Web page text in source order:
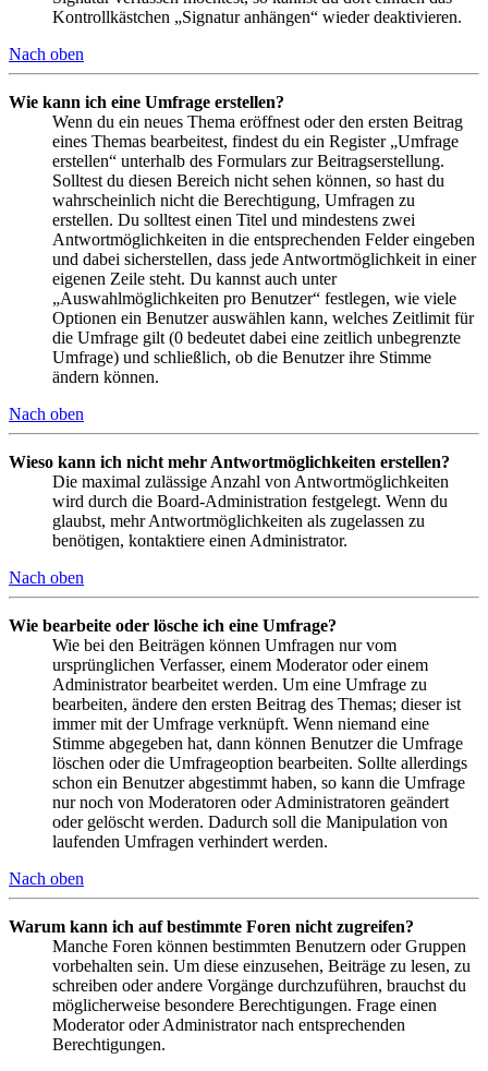
Kontrollkästchen „Signatur anhängen“ wieder deaktivieren.
Nach oben
Wie kann ich eine Umfrage erstellen?
Wenn du ein neues Thema eröffnest oder den ersten Beitrag
eines Themas bearbeitest, findest du ein Register „Umfrage
erstellen“ unterhalb des Formulars zur Beitragserstellung.
Solltest du diesen Bereich nicht sehen können, so hast du
wahrscheinlich nicht die Berechtigung, Umfragen zu
erstellen. Du solltest einen Titel und mindestens zwei
Antwortmöglichkeiten in die entsprechenden Felder eingeben
und dabei sicherstellen, dass jede Antwortmöglichkeit in einer
eigenen Zeile steht. Du kannst auch unter
„Auswahlmöglichkeiten pro Benutzer“ festlegen, wie viele
Optionen ein Benutzer auswählen kann, welches Zeitlimit für
die Umfrage gilt (0 bedeutet dabei eine zeitlich unbegrenzte
Umfrage) und schließlich, ob die Benutzer ihre Stimme
ändern können.
Nach oben
Wieso kann ich nicht mehr Antwortmöglichkeiten erstellen?
Die maximal zulässige Anzahl von Antwortmöglichkeiten
wird durch die Board-Administration festgelegt. Wenn du
glaubst, mehr Antwortmöglichkeiten als zugelassen zu
benötigen, kontaktiere einen Administrator.
Nach oben
Wie bearbeite oder lösche ich eine Umfrage?
Wie bei den Beiträgen können Umfragen nur vom
ursprünglichen Verfasser, einem Moderator oder einem
Administrator bearbeitet werden. Um eine Umfrage zu
bearbeiten, ändere den ersten Beitrag des Themas; dieser ist
immer mit der Umfrage verknüpft. Wenn niemand eine
Stimme abgegeben hat, dann können Benutzer die Umfrage
löschen oder die Umfrageoption bearbeiten. Sollte allerdings
schon ein Benutzer abgestimmt haben, so kann die Umfrage
nur noch von Moderatoren oder Administratoren geändert
oder gelöscht werden. Dadurch soll die Manipulation von
laufenden Umfragen verhindert werden.
Nach oben
Warum kann ich auf bestimmte Foren nicht zugreifen?
Manche Foren können bestimmten Benutzern oder Gruppen
vorbehalten sein. Um diese einzusehen, Beiträge zu lesen, zu
schreiben oder andere Vorgänge durchzuführen, brauchst du
möglicherweise besondere Berechtigungen. Frage einen
Moderator oder Administrator nach entsprechenden
Berechtigungen.